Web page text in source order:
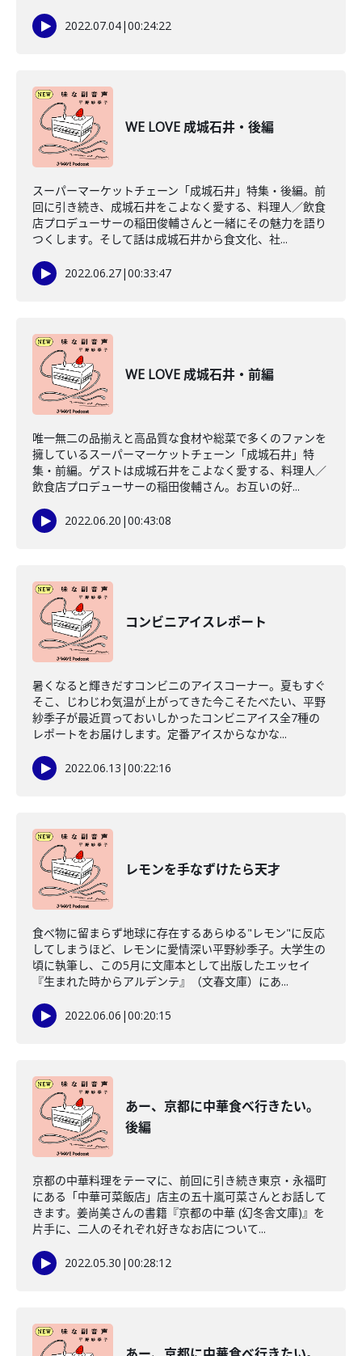
2022.07.04|00:24:22
WE LOVE 成城石井・後編
スーパーマーケットチェーン「成城石井」特集・後編。前
回に引き続き、成城石井をこよなく愛する、料理人／飲食
店プロデューサーの稲田俊輔さんと一緒にその魅力を語り
つくします。そして話は成城石井から食文化、社...
2022.06.27|00:33:47
WE LOVE 成城石井・前編
唯一無二の品揃えと高品質な食材や総菜で多くのファンを
擁しているスーパーマーケットチェーン「成城石井」特
集・前編。ゲストは成城石井をこよなく愛する、料理人／
飲食店プロデューサーの稲田俊輔さん。お互いの好...
2022.06.20 |00:43:08
コンビニアイスレポート
暑くなると輝きだすコンビニのアイスコーナー。夏もすぐ
そこ、じわじわ気温が上がってきた今こそたべたい、平野
紗季子が最近買っておいしかったコンビニアイス全7種の
レポートをお届けします。定番アイスからなかな...
2022.06.13 |00:22:16
レモンを手なずけたら天才
食べ物に留まらず地球に存在するあらゆる"レモン"に反応
してしまうほど、レモンに愛情深い平野紗季子。大学生の
頃に執筆し、この5月に文庫本として出版したエッセイ
『生まれた時からアルデンテ』（文春文庫）にあ...
2022.06.06 |00:20:15
あー、京都に中華食べ行きたい。
後編
京都の中華料理をテーマに、前回に引き続き東京・永福町
にある「中華可菜飯店」店主の五十嵐可菜さんとお話して
きます。姜尚美さんの書籍『京都の中華 (幻冬舎文庫)』を
片手に、二人のそれぞれ好きなお店について...
2022.05.30 |00:28:12